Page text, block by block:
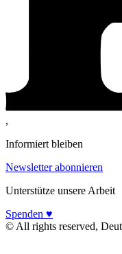
,
Informiert bleiben
Newsletter abonnieren
Unterstütze unsere Arbeit
Spenden ♥
© All rights reserved,